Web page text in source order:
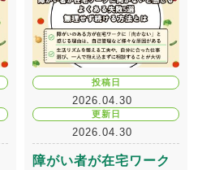
投稿日
2026.04.30
更新日
2026.04.30
障がい者が在宅ワーク